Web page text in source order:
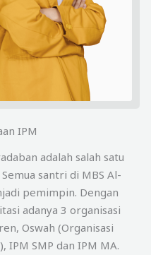
IPM
adalah salah satu
santri di MBS Al-
pemimpin. Dengan
adanya 3 organisasi
Oswah (Organisasi
IPM SMP dan IPM MA.